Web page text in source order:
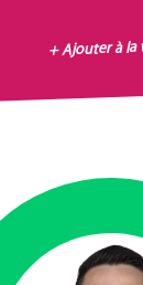
+ Ajouter à la